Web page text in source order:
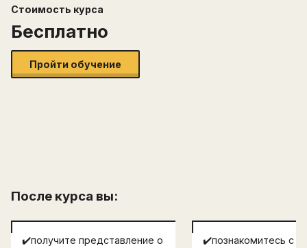
Стоимость курса
Бесплатно
Пройти обучение
После курса вы:
✔️получите представление о
✔️познакомитесь с